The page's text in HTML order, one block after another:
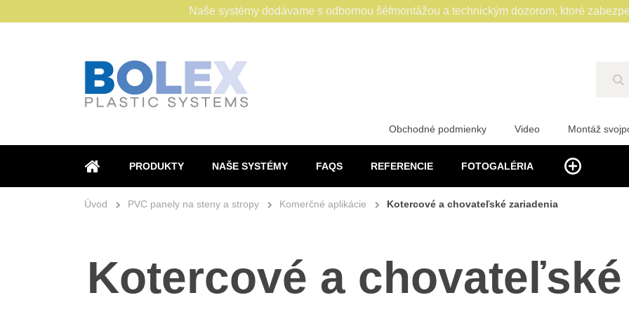
ÚVOD
PRODUKTY NAŠE SYSTÉMY FAQS REFERENCIE FOTOGALÉRIA
Obchodné podmienky Video Montáž
Naše systémy dodávame s odbornou šéfmontážou a technickým dozorom, ktoré
Úvod PVC panely na steny a stropy Komerčné aplikácie Kotercové a chovateľské zariadenia
Kotercové a